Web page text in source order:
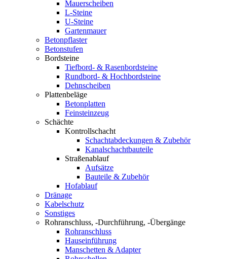
Mauerscheiben
L-Steine
U-Steine
Gartenmauer
Betonpflaster
Betonstufen
Bordsteine
Tiefbord- & Rasenbordsteine
Rundbord- & Hochbordsteine
Dehnscheiben
Plattenbeläge
Betonplatten
Feinsteinzeug
Schächte
Kontrollschacht
Schachtabdeckungen & Zubehör
Kanalschachtbauteile
Straßenablauf
Aufsätze
Bauteile & Zubehör
Hofablauf
Dränage
Kabelschutz
Sonstiges
Rohranschluss, -Durchführung, -Übergänge
Rohranschluss
Hauseinführung
Manschetten & Adapter